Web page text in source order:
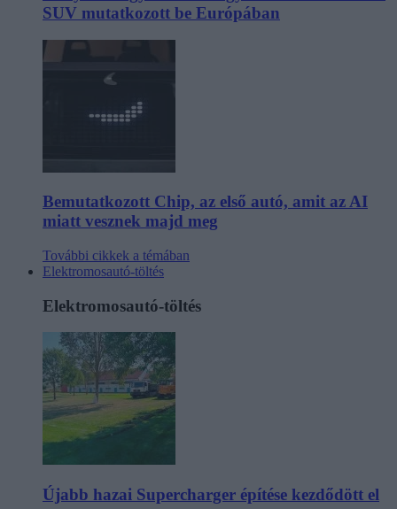
SUV mutatkozott be Európában
Bemutatkozott Chip, az első autó, amit az AI
miatt vesznek majd meg
További cikkek a témában
Elektromosautó-töltés
Elektromosautó-töltés
Újabb hazai Supercharger építése kezdődött el